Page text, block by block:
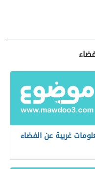
غريبة عن الفضاء